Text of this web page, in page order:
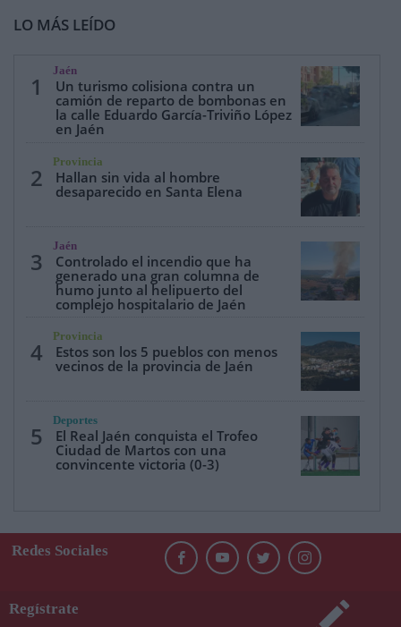
LO MÁS LEÍDO
1
Jaén
Un turismo colisiona contra un
camión de reparto de bombonas en
la calle Eduardo García-Triviño López
en Jaén
2
Provincia
Hallan sin vida al hombre
desaparecido en Santa Elena
3
Jaén
Controlado el incendio que ha
generado una gran columna de
humo junto al helipuerto del
complejo hospitalario de Jaén
4
Provincia
Estos son los 5 pueblos con menos
vecinos de la provincia de Jaén
5
Deportes
El Real Jaén conquista el Trofeo
Ciudad de Martos con una
convincente victoria (0-3)
Redes Sociales
Regístrate